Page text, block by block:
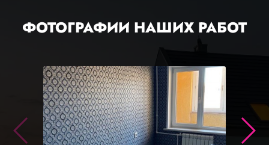
ФОТОГРАФИИ НАШИХ РАБОТ